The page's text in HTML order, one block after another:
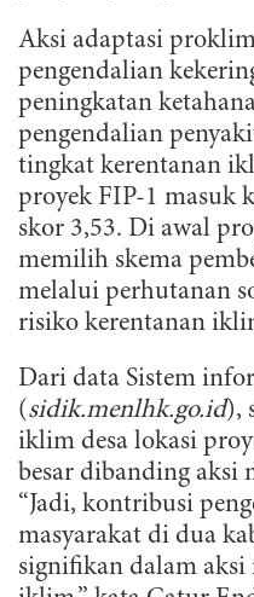
Aksi adaptasi
pengendalian
peningkatan
pengendalian
tingkat kerentanan
proyek FIP-1 masuk
skor 3,53. Di awal
memilih skema
melalui perhutanan
risiko kerentanan
Dari data Sistem
(sidik.menlhk.go.id),
iklim desa lokasi
besar dibanding aksi
“Jadi, kontribusi
masyarakat di dua
signifikan dalam